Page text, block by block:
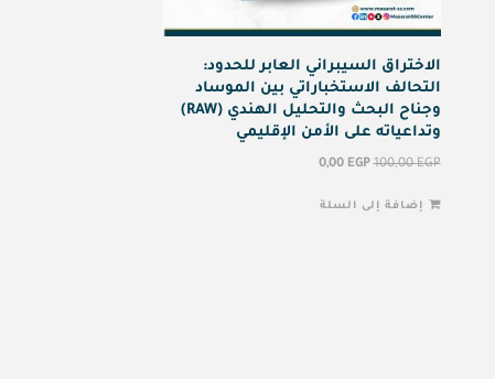
الاختراق السيبراني العابر للحدود:
التحالف الاستخباراتي بين الموساد
وجناح البحث والتحليل الهندي (RAW)
وتداعياته على الأمن الإقليمي
100,00EGP
0,00 EGP
إضافة إلى السلة